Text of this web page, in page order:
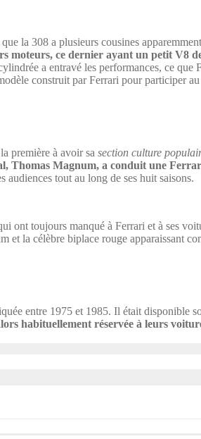
la 308 a plusieurs cousines
moteurs, ce dernier ayant un petit V8
a entravé les performances, ce
construit par Ferrari pour participer
première à avoir sa section culture
Thomas Magnum, a conduit une
audiences tout au long de ses huit saisons.
ont toujours manqué à Ferrari et à ses
et la célèbre biplace rouge apparaissant
entre 1975 et 1985. Il était disponible
habituellement réservée à leurs